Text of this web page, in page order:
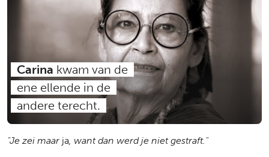
Carina kwam van de
ene ellende in de
andere terecht.
"Je zei maar ja, want dan werd je niet gestraft."